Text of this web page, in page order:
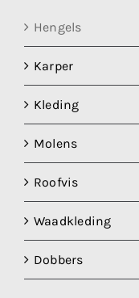
Hengels
Karper
Kleding
Molens
Roofvis
Waadkleding
Dobbers